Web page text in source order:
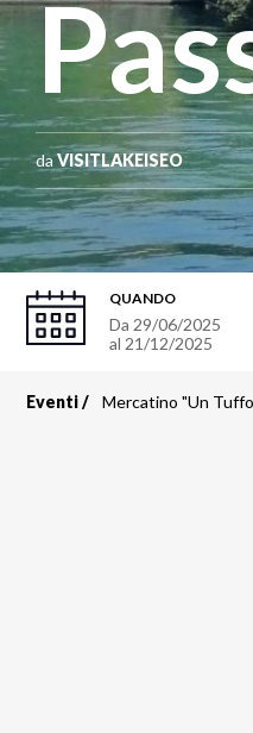
daVISITLAKEISEO
QUANDO
Da 29/06/2025
al 21/12/2025
Eventi Mercatino "Un